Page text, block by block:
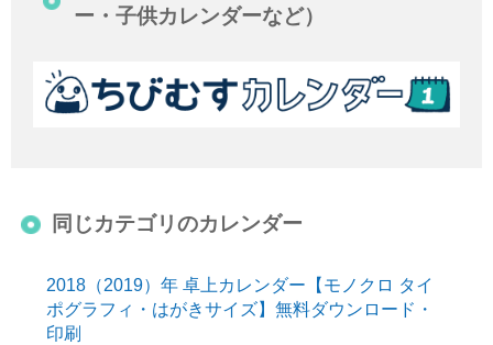
ー・子供カレンダーなど）
同じカテゴリのカレンダー
2018（2019）年 卓上カレンダー【モノクロ タイ
ポグラフィ・はがきサイズ】無料ダウンロード・
印刷